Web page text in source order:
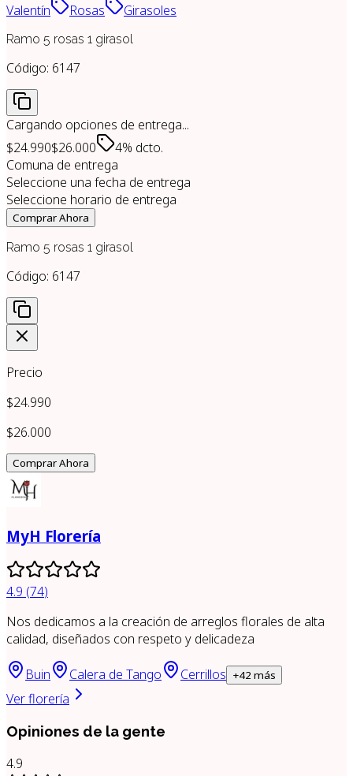
Valentín
Rosas Girasoles
Ramo 5 rosas 1 girasol
Código: 6147
Cargando opciones de entrega...
$24.990$26.000
4% dcto.
Comuna de entrega
Seleccione una fecha de entrega
Seleccione horario de entrega
Comprar Ahora
Ramo 5 rosas 1 girasol
Código: 6147
Precio
$24.990
$26.000
Comprar Ahora
MyH Florería
4.9 (74)
Nos dedicamos a la creación de arreglos florales de alta
calidad, diseñados con respeto y delicadeza
Buin Calera de Tango Cerrillos +42 más
Ver florería
Opiniones de la gente
4.9